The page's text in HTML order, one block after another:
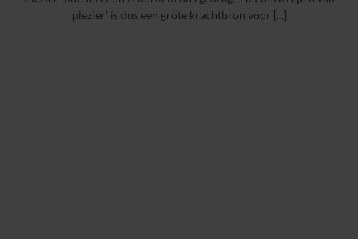
plezier’ is dus een grote krachtbron voor [...]